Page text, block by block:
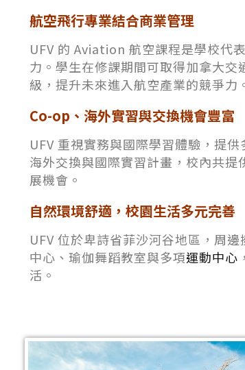
航空飛行專業結合商業管理
UFV 的 Aviation 航空課程是學校代
力。學生在修課期間可取得加拿大
級，提升未來進入航空產業的競爭力
Co-op、海外實習與交換機會豐富
UFV 重視實務與國際學習體驗，提
海外交換與國際實習計畫，校內共
展機會。
自然環境舒適，校園生活多元完善
UFV 位於卑詩省菲沙河谷地區，周
中心、瑜伽舞蹈教室與多項運動中心
活。